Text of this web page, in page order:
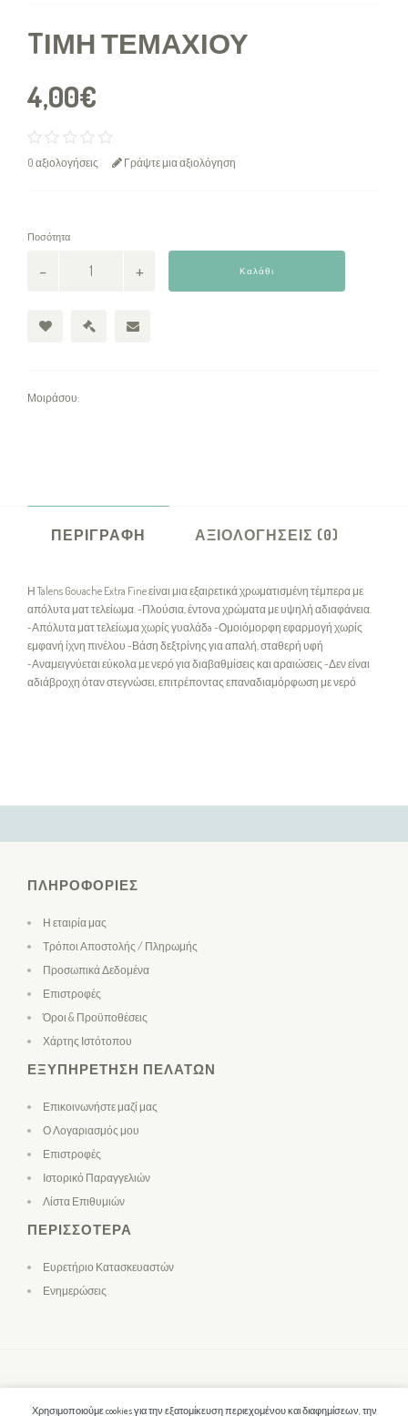
Χρησιμοποιούμε cookies για την εξατομίκευση περιεχομένου και διαφημίσεων, την
TΙΜΉ ΤΕΜΑΧΊΟΥ
4,00€
0 αξιολογήσεις Γράψτε μια αξιολόγηση
Ποσότητα
Καλάθι
Μοιράσου:
ΠΕΡΙΓΡΑΦΉ ΑΞΙΟΛΟΓΉΣΕΙΣ (0)
Η Talens Gouache Extra Fine είναι μια εξαιρετικά χρωματισμένη τέμπερα με
απόλυτα ματ τελείωμα. -Πλούσια, έντονα χρώματα με υψηλή αδιαφάνεια.
-Απόλυτα ματ τελείωμα χωρίς γυαλάδa -Ομοιόμορφη εφαρμογή χωρίς
εμφανή ίχνη πινέλου -Βάση δεξτρίνης για απαλή, σταθερή υφή
-Αναμειγνύεται εύκολα με νερό για διαβαθμίσεις και αραιώσεις -Δεν είναι
αδιάβροχη όταν στεγνώσει, επιτρέποντας επαναδιαμόρφωση με νερό
ΠΛΗΡΟΦΟΡΊΕΣ
Η εταιρία μας
Τρόποι Αποστολής / Πληρωμής
Προσωπικά Δεδομένα
Επιστροφές
Όροι & Προϋποθέσεις
Χάρτης Ιστότοπου
ΕΞΥΠΗΡΈΤΗΣΗ ΠΕΛΑΤΏΝ
Επικοινωνήστε μαζί μας
Ο Λογαριασμός μου
Επιστροφές
Ιστορικό Παραγγελιών
Λίστα Επιθυμιών
ΠΕΡΙΣΣΌΤΕΡΑ
Ευρετήριο Κατασκευαστών
Ενημερώσεις